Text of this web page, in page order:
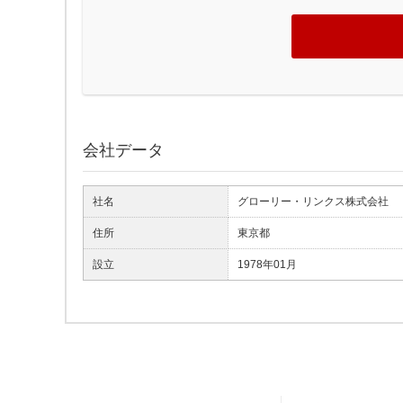
会社データ
社名 グローリー・リンクス株式会社
住所 東京都
設立 1978年01月